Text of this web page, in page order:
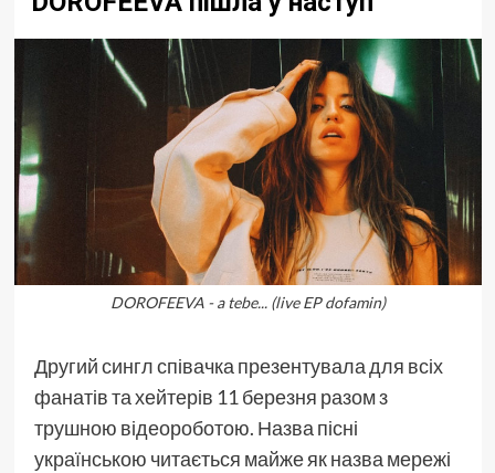
DOROFEEVA - a tebe... (live EP dofamin)
Другий сингл співачка презентувала для всіх
фанатів та хейтерів 11 березня разом з
трушною відеороботою. Назва пісні
українською читається майже як назва мережі